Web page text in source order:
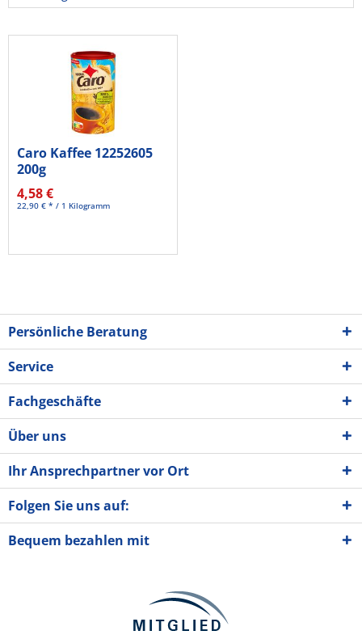
Caro Kaffee 12252605
200g
4,58 €
22,90 € * / 1 Kilogramm
Persönliche Beratung
Service
Fachgeschäfte
Über uns
Ihr Ansprechpartner vor Ort
Folgen Sie uns auf:
Bequem bezahlen mit